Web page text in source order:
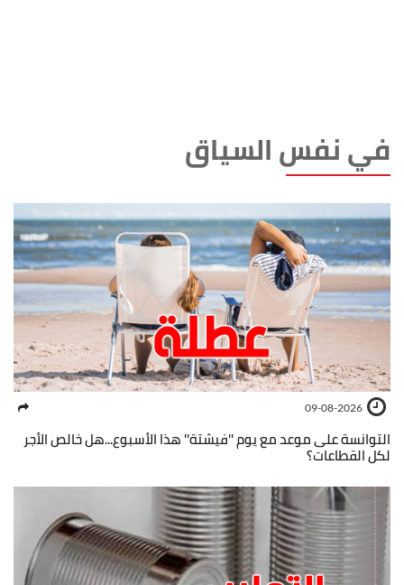
في نفس السياق
09-08-2026
التوانسة على موعد مع يوم ''فيشتة'' هذا الأسبوع...هل خالص الأجر
لكل القطاعات؟